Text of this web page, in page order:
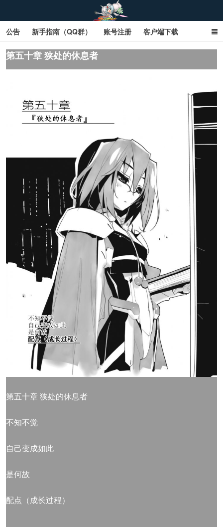
公告 新手指南（QQ群） 账号注册 客户端下载
SD钢达服数据库（网页版） SD钢达服数据库（石墨版）
第五十章 狭处的休息者
第五十章 狭处的休息者
不知不觉
自己变成如此
是何故
配点（成长过程）